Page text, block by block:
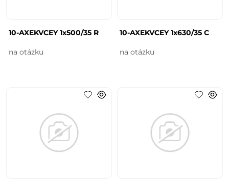
10-AXEKVCEY 1x500/35 R
na otázku
10-AXEKVCEY 1x630/35 C
na otázku